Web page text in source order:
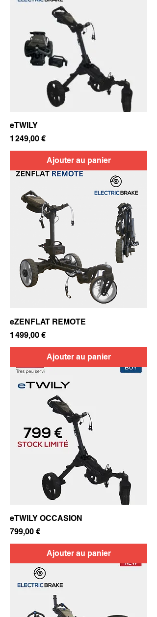
eTWILY
Prix
1 249,00 €
Ajouter au panier
eZENFLAT REMOTE
Prix
1 499,00 €
Ajouter au panier
eTWILY OCCASION
Prix
799,00 €
Ajouter au panier